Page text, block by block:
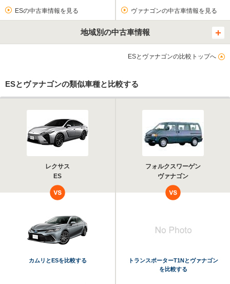
ESの中古車情報を見る ヴァナゴンの中古車情報を見る
地域別の中古車情報
ESとヴァナゴンの比較トップへ
ESとヴァナゴンの類似車種と比較する
レクサス
ES
フォルクスワーゲン
ヴァナゴン
カムリとESを比較する
トランスポーターT1Nとヴァナゴン
を比較する